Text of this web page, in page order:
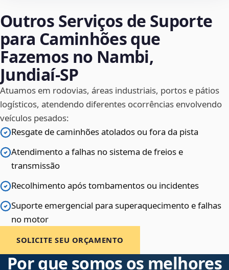
Outros Serviços de Suporte
para Caminhões que
Fazemos no Nambi,
Jundiaí‑SP
Atuamos em rodovias, áreas industriais, portos e pátios
logísticos, atendendo diferentes ocorrências envolvendo
veículos pesados:
Resgate de caminhões atolados ou fora da pista
Atendimento a falhas no sistema de freios e
transmissão
Recolhimento após tombamentos ou incidentes
Suporte emergencial para superaquecimento e falhas
no motor
SOLICITE SEU ORÇAMENTO
Por que somos os melhores